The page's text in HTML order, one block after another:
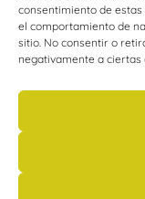
consentimiento de
el comportamiento de
sitio. No consentir o
negativamente a